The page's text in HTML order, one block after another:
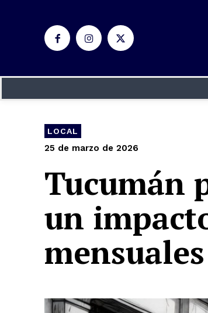
LOCAL
25 de marzo de 2026
Tucumán
un
mensuales